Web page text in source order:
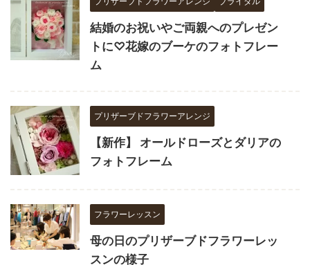
結婚のお祝いやご両親へのプレゼン
トに♡花嫁のブーケのフォトフレー
ム
プリザーブドフラワーアレンジ
【新作】 オールドローズとダリアの
フォトフレーム
フラワーレッスン
母の日のプリザーブドフラワーレッ
スンの様子